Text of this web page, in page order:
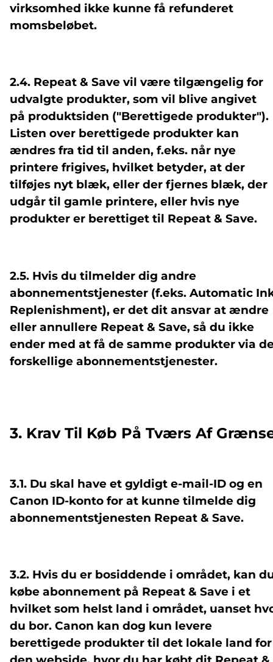
virksomhed ikke kunne få refunderet
momsbeløbet.
2.4. Repeat & Save vil være tilgængelig for
udvalgte produkter, som vil blive angivet
på produktsiden ("Berettigede produkter").
Listen over berettigede produkter kan
ændres fra tid til anden, f.eks. når nye
printere frigives, hvilket betyder, at der
tilføjes nyt blæk, eller der fjernes blæk, der
udgår til gamle printere, eller hvis nye
produkter er berettiget til Repeat & Save.
2.5. Hvis du tilmelder dig andre
abonnementstjenester (f.eks. Automatic
Replenishment), er det dit ansvar at ændre
eller annullere Repeat & Save, så du ikke
ender med at få de samme produkter via
forskellige abonnementstjenester.
3. Krav Til Køb På Tværs Af
3.1. Du skal have et gyldigt e-mail-ID og en
Canon ID-konto for at kunne tilmelde dig
abonnementstjenesten Repeat & Save.
3.2. Hvis du er bosiddende i området, kan
købe abonnement på Repeat & Save i et
hvilket som helst land i området, uanset
du bor. Canon kan dog kun levere
berettigede produkter til det lokale land for